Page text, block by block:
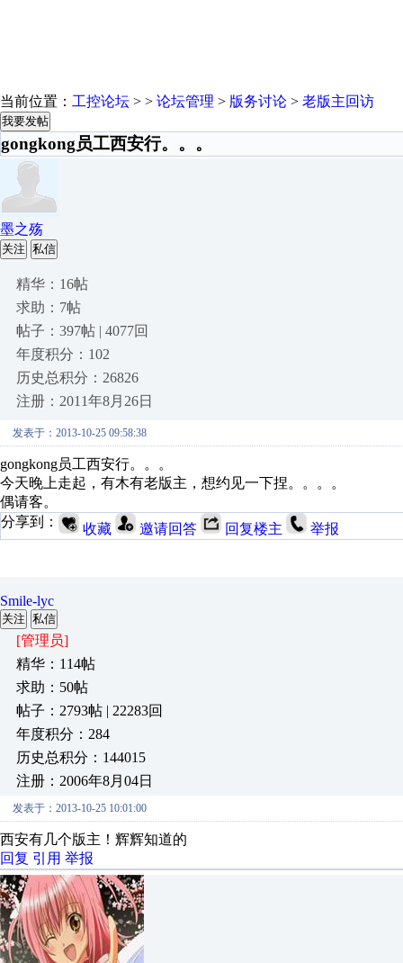
当前位置： 工控论坛 > > 论坛管理 > 版务讨论 > 老版主回访
我要发帖
gongkong员工西安行。。。
墨之殇
关注 私信
精华：16帖
求助：7帖
帖子：397帖 | 4077回
年度积分：102
历史总积分：26826
注册：2011年8月26日
发表于：2013-10-25 09:58:38
gongkong员工西安行。。。
今天晚上走起，有木有老版主，想约见一下捏。。。。
偶请客。
分享到：
收藏 邀请回答 回复楼主 举报
Smile-lyc
关注 私信
[管理员]
精华：114帖
求助：50帖
帖子：2793帖 | 22283回
年度积分：284
历史总积分：144015
注册：2006年8月04日
发表于：2013-10-25 10:01:00
西安有几个版主！辉辉知道的
回复 引用 举报